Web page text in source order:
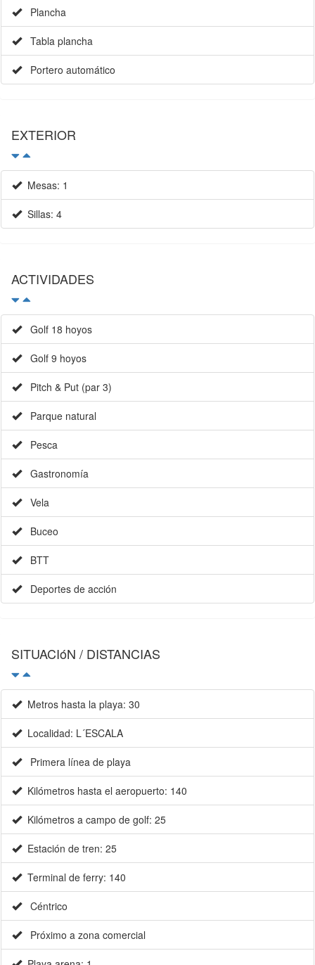
Plancha
Tabla plancha
Portero automático
EXTERIOR
Mesas: 1
Sillas: 4
ACTIVIDADES
Golf 18 hoyos
Golf 9 hoyos
Pitch & Put (par 3)
Parque natural
Pesca
Gastronomía
Vela
Buceo
BTT
Deportes de acción
SITUACIóN / DISTANCIAS
Metros hasta la playa: 30
Localidad: L´ESCALA
Primera línea de playa
Kilómetros hasta el aeropuerto: 140
Kilómetros a campo de golf: 25
Estación de tren: 25
Terminal de ferry: 140
Céntrico
Próximo a zona comercial